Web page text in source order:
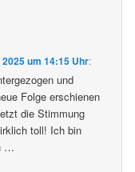
um 14:15 Uhr:
und
Folge erschienen
die Stimmung
toll! Ich bin
…